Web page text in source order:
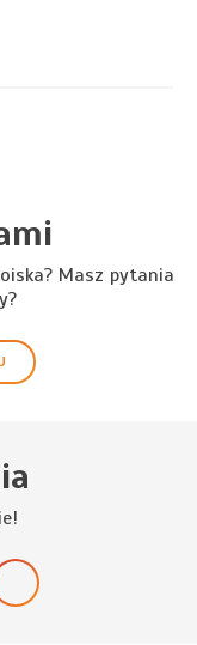
Masz pytania